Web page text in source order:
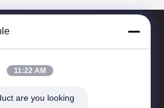
Co.,
Groenlandia, distrito de
11:22 AM
are you looking